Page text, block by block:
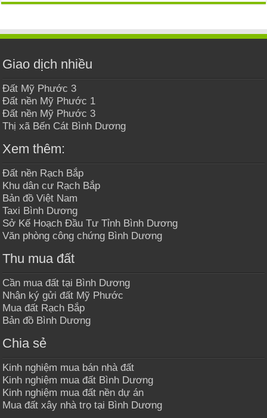
Giao dịch nhiều
Đất Mỹ Phước 3
Đất nền Mỹ Phước 1
Đất nền Mỹ Phước 3
Thị xã Bến Cát Bình Dương
Xem thêm:
Đất nền Rạch Bắp
Khu dân cư Rạch Bắp
Bản đồ Việt Nam
Taxi Bình Dương
Sở Kế Hoạch Đầu Tư Tỉnh Bình Dương
Văn phòng công chứng Bình Dương
Thu mua đất
Cần mua đất tại Bình Dương
Nhận ký gửi đất Mỹ Phước
Mua đất Rạch Bắp
Bản đồ Bình Dương
Chia sẻ
Kinh nghiệm mua bán nhà đất
Kinh nghiệm mua đất Bình Dương
Kinh nghiệm mua đất nền dự án
Mua đất xây nhà trọ tại Bình Dương